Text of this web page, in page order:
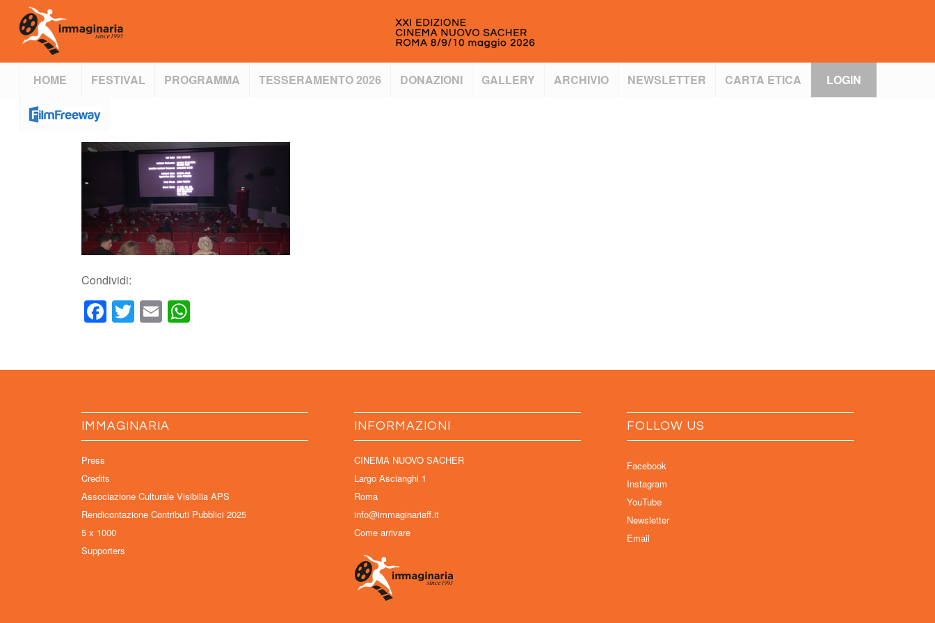
HOME FESTIVAL PROGRAMMA TESSERAMENTO 2026 DONAZIONI GALLERY ARCHIVIO NEWSLETTER CARTA ETICA LOGIN
Condividi:
Facebook
Twitter
Email
IMMAGINARIA
Press
Credits
Associazione Culturale Visibilia APS
Rendicontazione Contributi Pubblici 2025
5 x 1000
Supporters
INFORMAZIONI
CINEMA NUOVO SACHER
Largo Ascianghi 1
Roma
info@immaginariaff.it
Come arrivare
FOLLOW US
Facebook
Instagram
YouTube
Newsletter
Email